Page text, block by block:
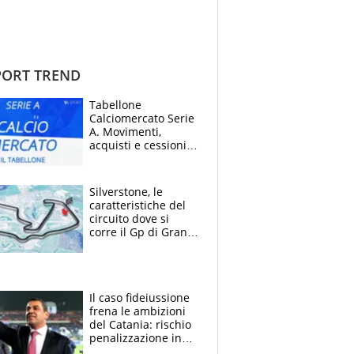
TREND
Tabellone
Calciomercato Serie
A. Movimenti,
acquisti e cessioni:
Silverstone, le
caratteristiche del
circuito dove si
corre il Gp di Gran
Il caso fideiussione
frena le ambizioni
del Catania: rischio
penalizzazione in